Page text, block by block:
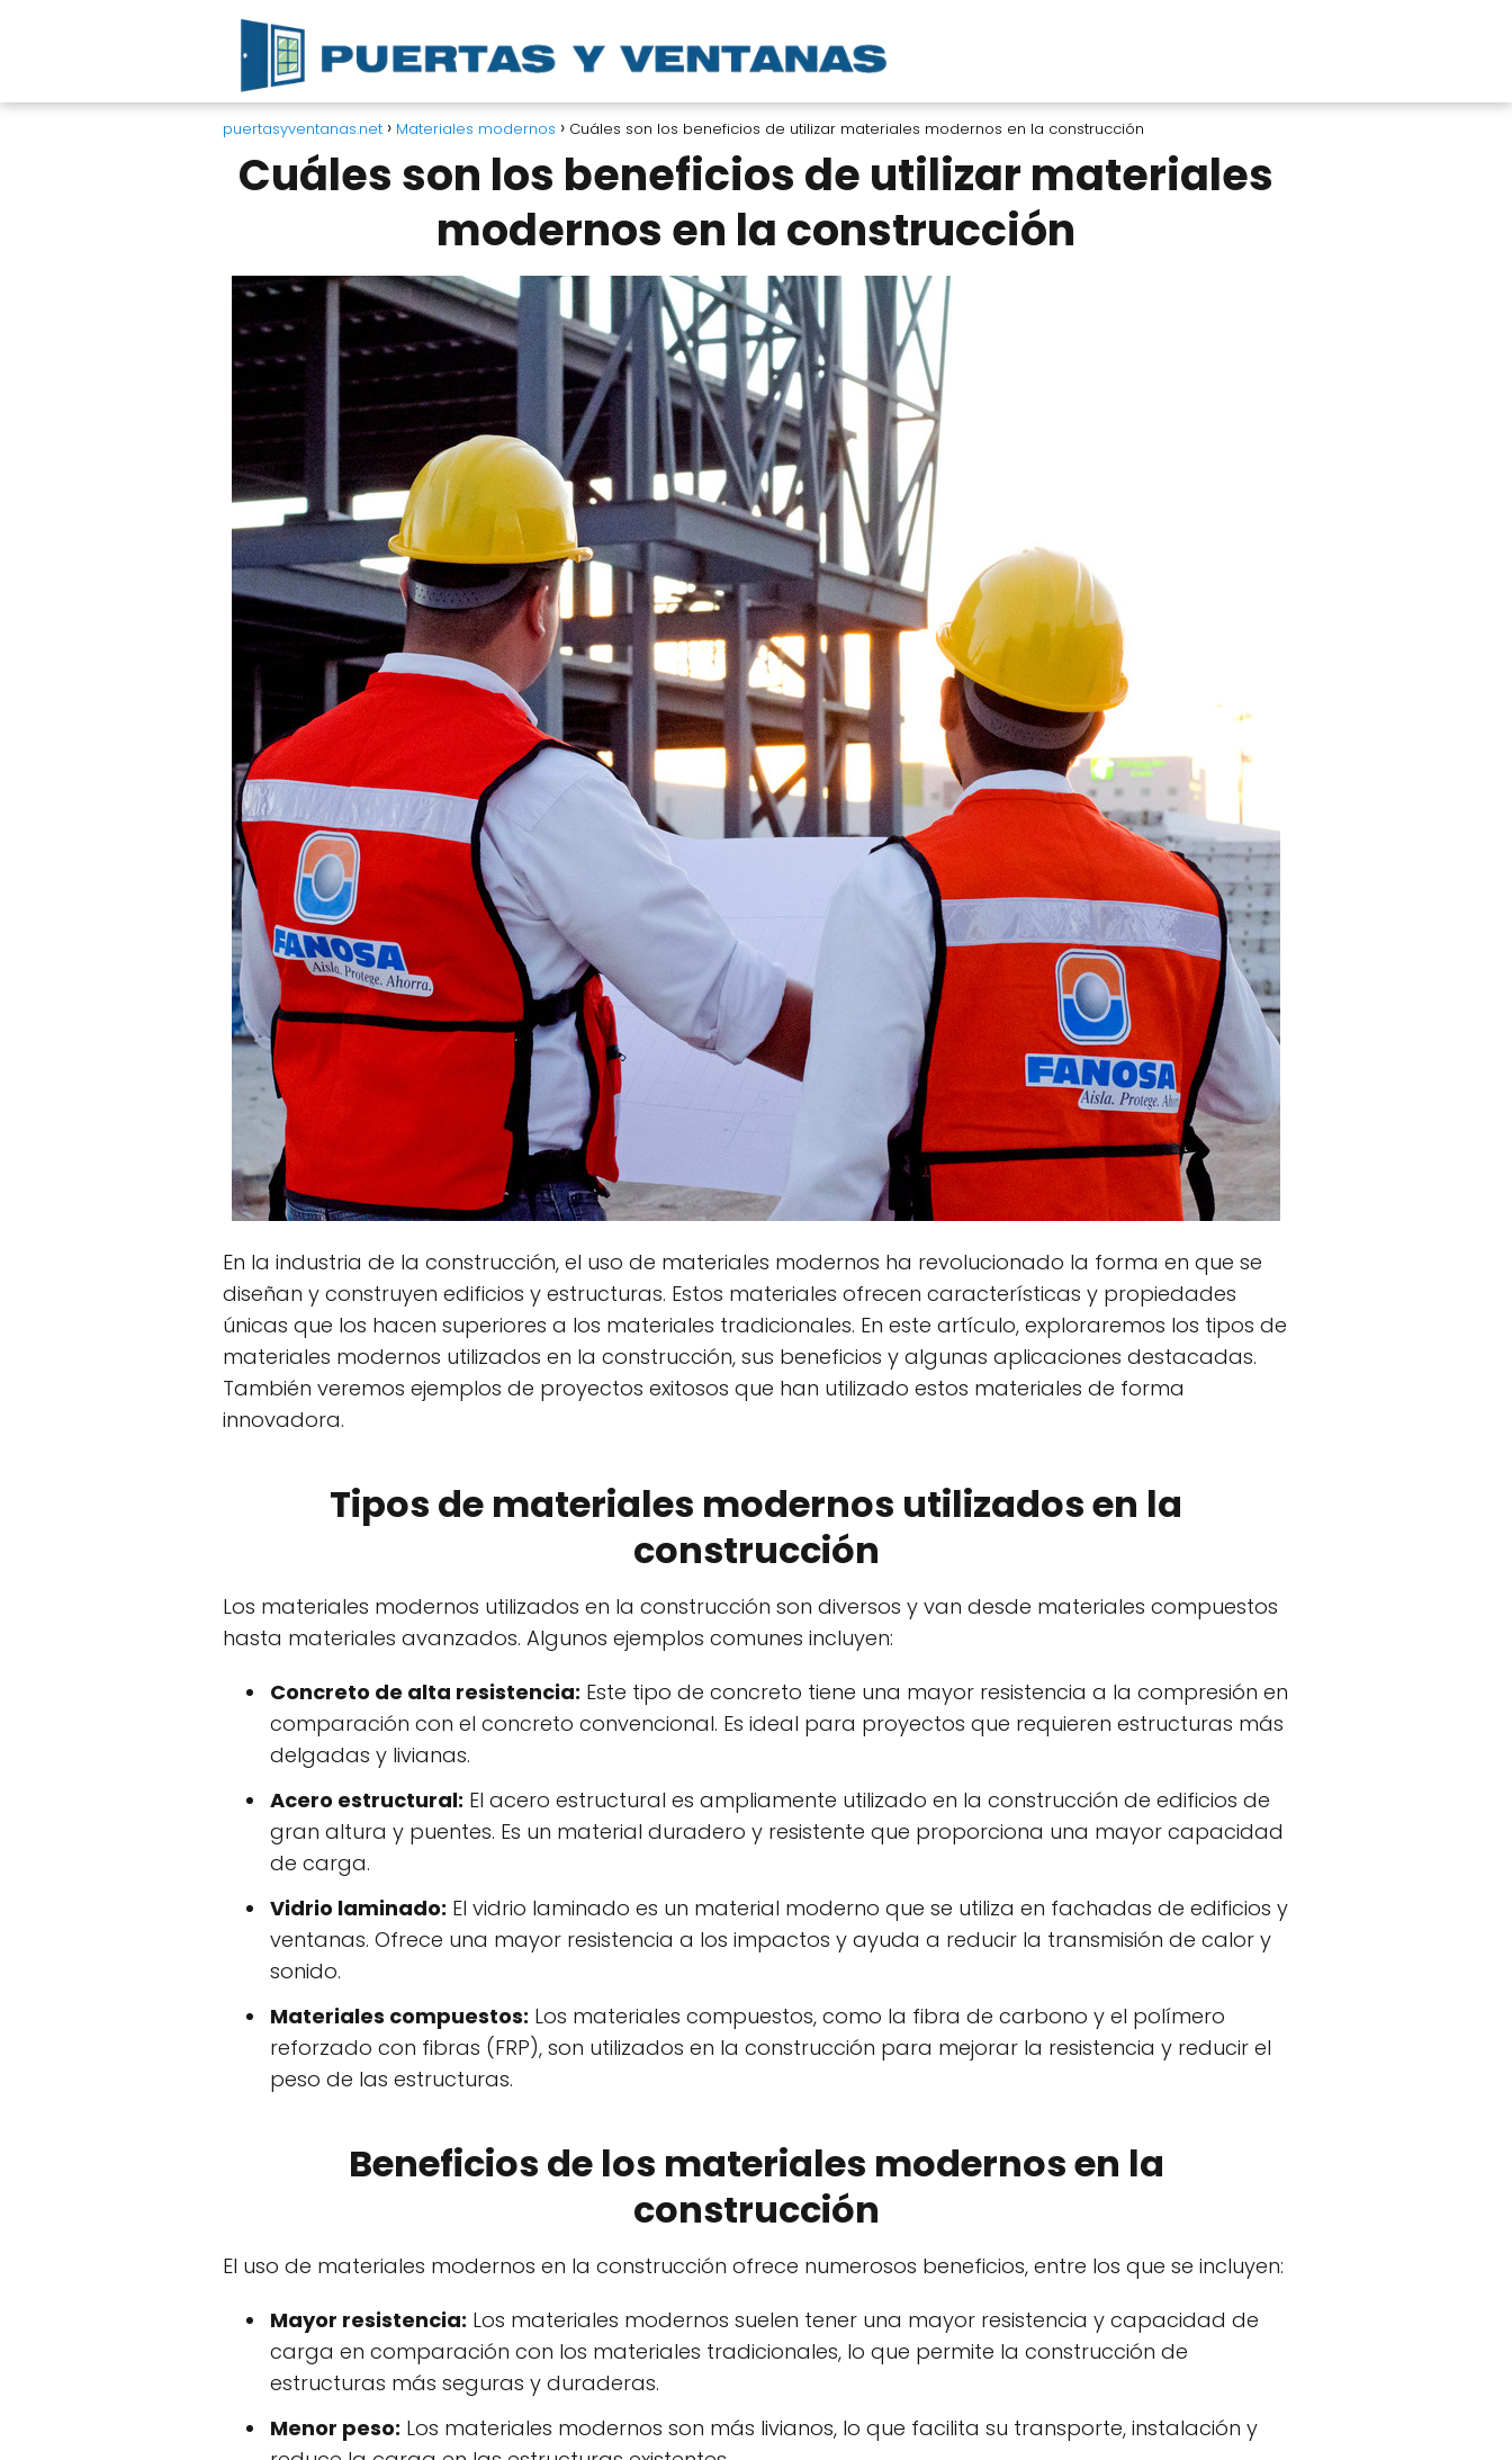
puertasyventanas.net Materiales modernos Cuáles son los beneficios de utilizar materiales modernos en la construcción
Cuáles son los beneficios de utilizar materiales
modernos en la construcción
En la industria de la construcción, el uso de materiales modernos ha revolucionado la forma en que se
diseñan y construyen edificios y estructuras. Estos materiales ofrecen características y propiedades
únicas que los hacen superiores a los materiales tradicionales. En este artículo, exploraremos los tipos de
materiales modernos utilizados en la construcción, sus beneficios y algunas aplicaciones destacadas.
También veremos ejemplos de proyectos exitosos que han utilizado estos materiales de forma
innovadora.
Tipos de materiales modernos utilizados en la
construcción
Los materiales modernos utilizados en la construcción son diversos y van desde materiales compuestos
hasta materiales avanzados. Algunos ejemplos comunes incluyen:
Concreto de alta resistencia: Este tipo de concreto tiene una mayor resistencia a la compresión en
comparación con el concreto convencional. Es ideal para proyectos que requieren estructuras más
delgadas y livianas.
Acero estructural: El acero estructural es ampliamente utilizado en la construcción de edificios de
gran altura y puentes. Es un material duradero y resistente que proporciona una mayor capacidad
de carga.
Vidrio laminado: El vidrio laminado es un material moderno que se utiliza en fachadas de edificios y
ventanas. Ofrece una mayor resistencia a los impactos y ayuda a reducir la transmisión de calor y
sonido.
Materiales compuestos: Los materiales compuestos, como la fibra de carbono y el polímero
reforzado con fibras (FRP), son utilizados en la construcción para mejorar la resistencia y reducir el
peso de las estructuras.
Beneficios de los materiales modernos en la
construcción
El uso de materiales modernos en la construcción ofrece numerosos beneficios, entre los que se incluyen:
Mayor resistencia: Los materiales modernos suelen tener una mayor resistencia y capacidad de
carga en comparación con los materiales tradicionales, lo que permite la construcción de
estructuras más seguras y duraderas.
Menor peso: Los materiales modernos son más livianos, lo que facilita su transporte, instalación y